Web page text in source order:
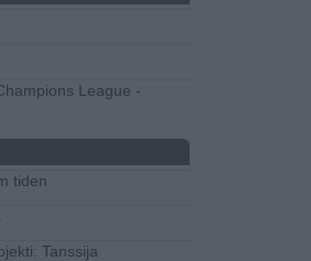
League -
tiden
Tanssija